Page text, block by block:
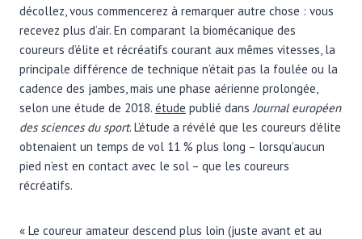
décollez, vous commencerez à remarquer autre chose : vous
recevez plus d’air. En comparant la biomécanique des
coureurs d’élite et récréatifs courant aux mêmes vitesses, la
principale différence de technique n’était pas la foulée ou la
cadence des jambes, mais une phase aérienne prolongée,
selon une étude de 2018. étude publié dans Journal européen
des sciences du sport. L’étude a révélé que les coureurs d’élite
obtenaient un temps de vol 11 % plus long – lorsqu’aucun
pied n’est en contact avec le sol – que les coureurs
récréatifs.
« Le coureur amateur descend plus loin (juste avant et au